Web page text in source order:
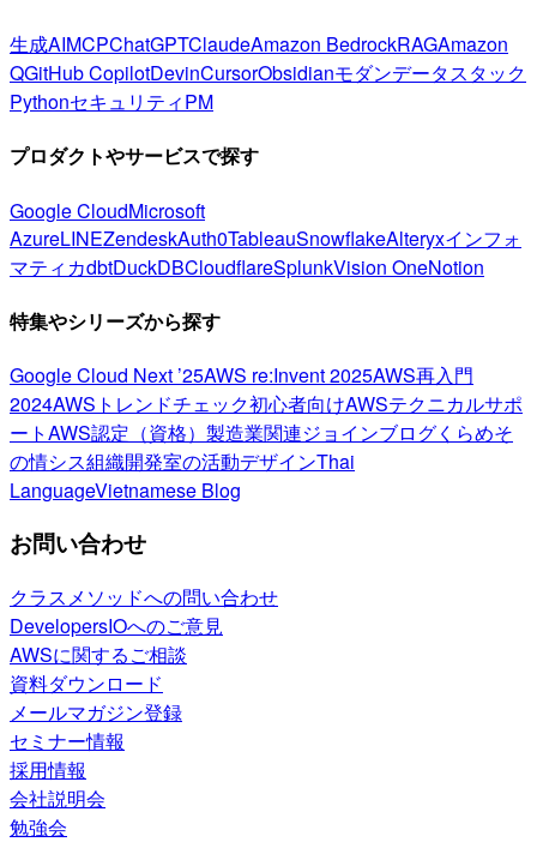
生成AIMCPChatGPTClaudeAmazon BedrockRAGAmazon
QGitHub CopilotDevinCursorObsidianモダンデータスタック
PythonセキュリティPM
プロダクトやサービスで探す
Google CloudMicrosoft
AzureLINEZendeskAuth0TableauSnowflakeAlteryxインフォ
マティカdbtDuckDBCloudflareSplunkVision OneNotion
特集やシリーズから探す
Google Cloud Next ’25AWS re:Invent 2025AWS再入門
2024AWSトレンドチェック初心者向けAWSテクニカルサポ
ートAWS認定（資格） 製造業関連ジョインブログくらめそ
の情シス組織開発室の活動デザインThai
LanguageVietnamese Blog
お問い合わせ
クラスメソッドへの問い合わせ
DevelopersIOへのご意見
AWSに関するご相談
資料ダウンロード
メールマガジン登録
セミナー情報
採用情報
会社説明会
勉強会